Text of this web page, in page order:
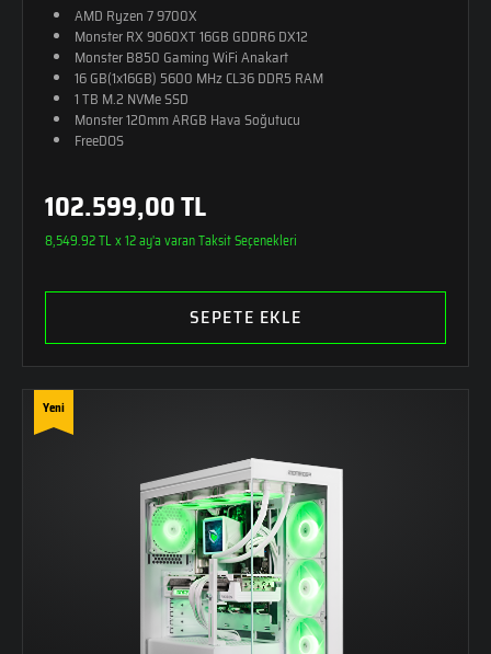
AMD Ryzen 7 9700X
Monster RX 9060XT 16GB GDDR6 DX12
Monster B850 Gaming WiFi Anakart
16 GB(1x16GB) 5600 MHz CL36 DDR5 RAM
1 TB M.2 NVMe SSD
Monster 120mm ARGB Hava Soğutucu
FreeDOS
102.599,00 TL
8,549.92 TL x 12 ay'a varan Taksit Seçenekleri
SEPETE EKLE
Yeni